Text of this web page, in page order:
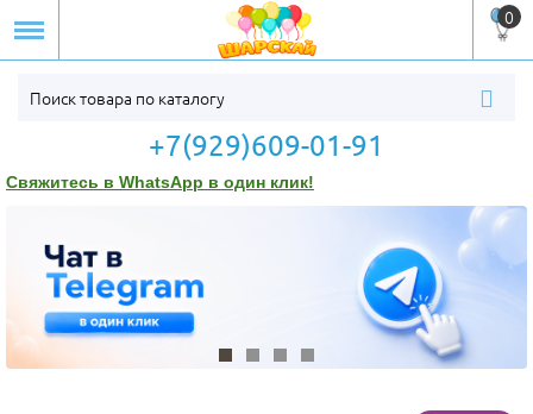
0
+7(929)609-01-91
Свяжитесь в WhatsApp в один клик!